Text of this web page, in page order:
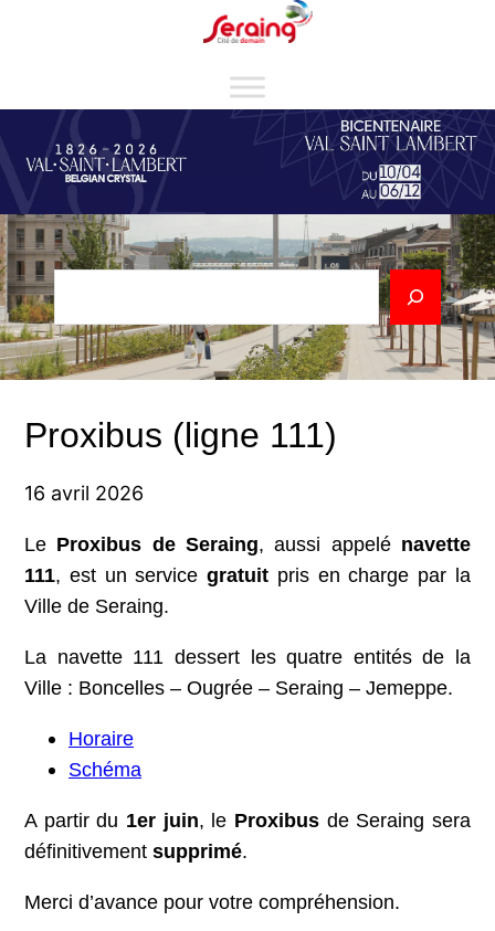
Rechercher
Proxibus (ligne 111)
16 avril 2026
Le Proxibus de Seraing, aussi appelé navette
111, est un servicegratuit pris en charge par la
Ville de Seraing.
La navette 111 dessert les quatre entités de la
Ville : Boncelles – Ougrée – Seraing – Jemeppe.
Horaire
Schéma
A partir du 1er juin, le Proxibus de Seraing sera
définitivement supprimé.
Merci d’avance pour votre compréhension.
Cookies management panel